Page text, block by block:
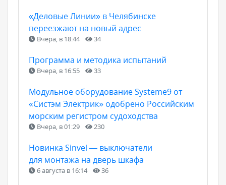
«Деловые Линии» в Челябинске
переезжают на новый адрес
Вчера, в 18:44 34
Программа и методика испытаний
Вчера, в 16:55 33
Модульное оборудование Systeme9 от
«Систэм Электрик» одобрено Российским
морским регистром судоходства
Вчера, в 01:29 230
Новинка Sinvel — выключатели
для монтажа на дверь шкафа
6 августа в 16:14 36